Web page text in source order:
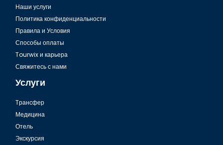
Наши услуги
Политика конфиденциальности
Правила и Условия
Способы оплаты
Tourwix и карьера
Свяжитесь с нами
Услуги
Tрансфер
Медицина
Отель
Экскурсия